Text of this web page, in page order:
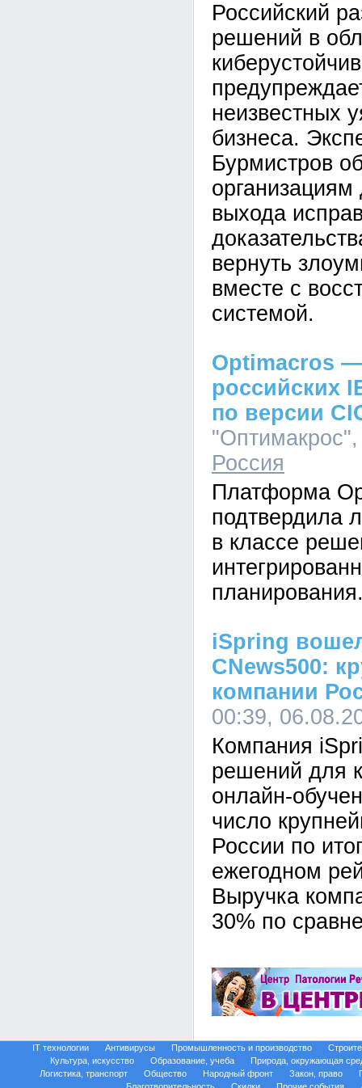
Российский
решений в
неизвестных
бизнеса.
Бурмистров
организациям
выхода
вернуть
вместе с
системой.
Optimacros —
российских
по версии
Россия
Платформа
подтвердила
в классе
iSpring
CNews500:
компании
00:39,
Компания
решений для
онлайн-
число
России по
ежегодном
Выручка
30% по
IT технологии Антивирусы Промышленность и производство
Культура, искусство
Образование, учеба
Природа, окружающая
Логистика, транспорт
Общество Народный фронт Закон, право